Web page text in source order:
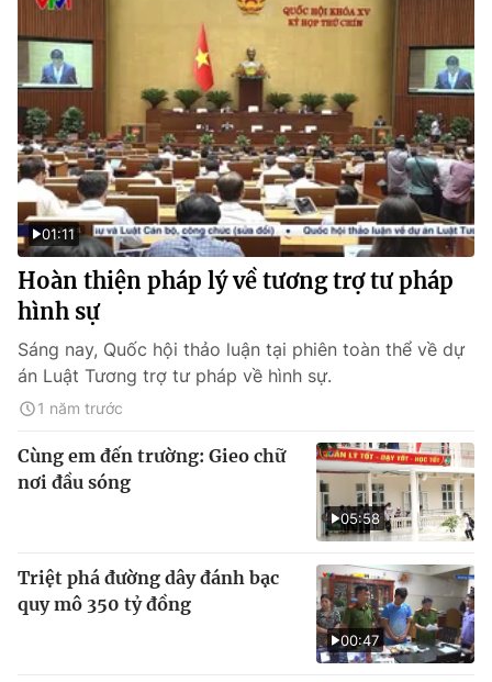
01:11
Hoàn thiện pháp lý về tương trợ tư pháp
hình sự
Sáng nay, Quốc hội thảo luận tại phiên toàn thể về dự
án Luật Tương trợ tư pháp về hình sự.
1 năm trước
05:58
Cùng em đến trường: Gieo chữ
nơi đầu sóng
00:47
Triệt phá đường dây đánh bạc
quy mô 350 tỷ đồng